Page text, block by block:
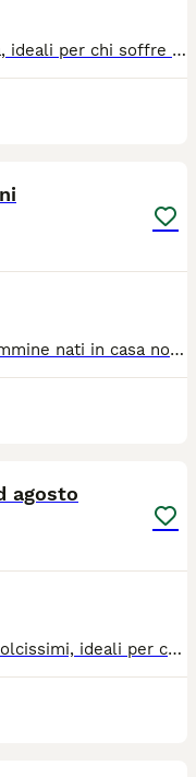
Splendidi cuccioli di razza Siberiana, ideali per chi soffre di allergie, cercano una nuova famiglia! Consegnati con libretto sanitario ufficiale; Prima visita veterinaria effettuata, già vaccinati e sverminati; I cuccioli sono autonomi, già abituati all'uso della lettiera e del tiragraffi; Allevati in casa con amore e costante contatto umano. Disponibili per la consegna a fine agosto. Per informazioni e costi contattare in privato. NON IN REGALO !
6 gattini siberiani sia maschi che femmine nati in casa non in gabbia (clima famigliare ) gattini consegnabili fine agosto circa . Con vaccini fatti 1 visita veterinaria, libretto sanitario gia abituatiballa lettierabebal tiragraffi
agosto
Gattini siberiani neva masquerade dolcissimi, ideali per chi soffre di allergie poiché una delle particolarità di questa razza consiste nella sua quasi totale mancanza di produzione della proteina Fel d1, responsabile delle allergie. Il 12 maggio scorso è nata una splendida cucciolata da mamma Minou e papà Indaco composta da 5 stupendi cuccioli, Napoleone, Nairobi, Nocciola, Newton e Neve che saranno disponibili a partire dalla metà di agosto. I cuccioli vengono ceduti sverminati, vaccinati, abituati alla lettiera e al tira graffi